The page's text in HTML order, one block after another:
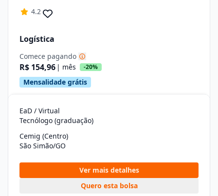
4.2
Logística
Comece pagando
R$ 154,96 | mês -20%
Mensalidade grátis
EaD / Virtual
Tecnólogo (graduação)
Cemig (Centro)
São Simão/GO
Ver mais detalhes
Quero esta bolsa